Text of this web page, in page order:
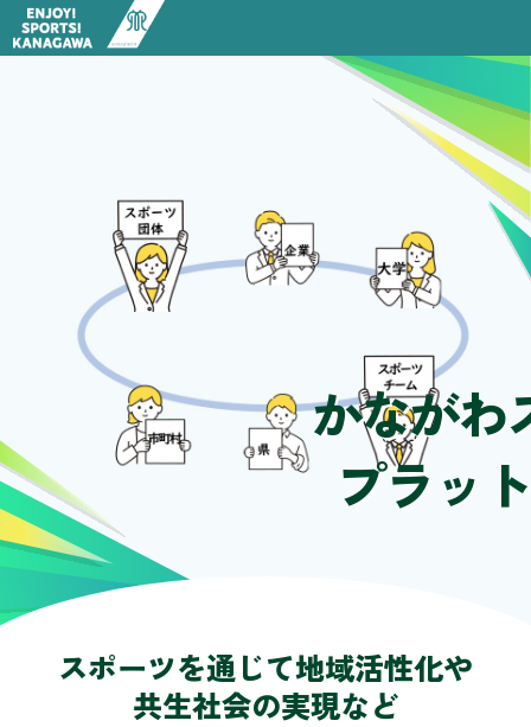
HOME
アサンテ スポーツパーク（神奈川県立スポーツセンタ
神奈川のスポーツツーリズム
神奈川のサイクルツーリズム
かながわスポーツ・プラットフォーム
部活動の地域展開
行政情報
神奈川県スポーツ推進審議会
写真・動画ライブラリー
誰もが安全・安心にスポーツをするために
スポーツ施設検索
かながわ
プラッ
スポーツを通じて地域活性化や
共生社会の実現など